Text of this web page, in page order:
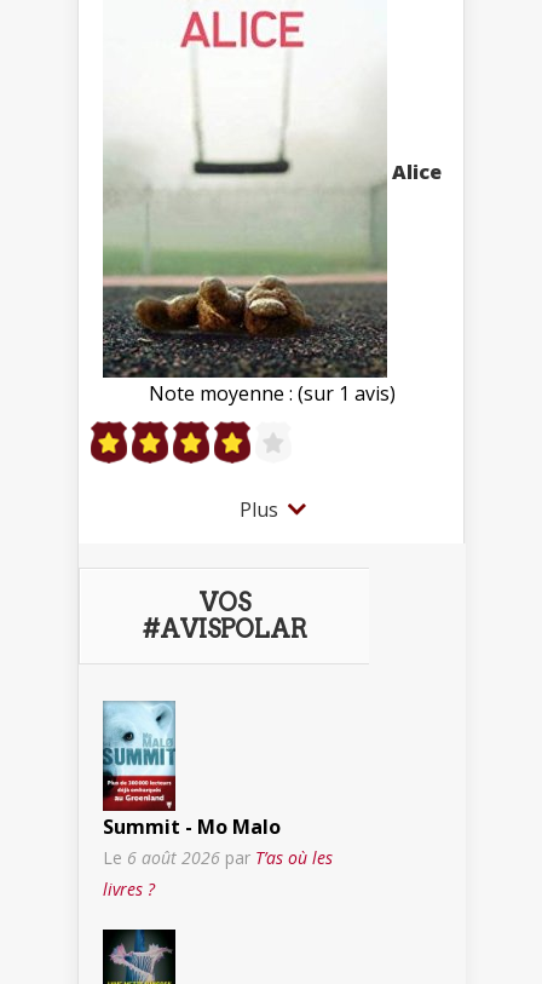
Alice
Note moyenne : (sur 1 avis)
Plus
VOS
#AVISPOLAR
Summit - Mo Malo
Le 6 août 2026 par T’as où les
livres ?